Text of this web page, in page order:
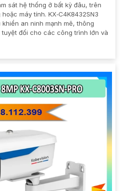
sát hệ thống ở bất kỳ đâu, trên
máy tính. KX‑C4K8432SN3
an ninh mạnh mẽ, thông
tuyệt đối cho các công trình lớn và